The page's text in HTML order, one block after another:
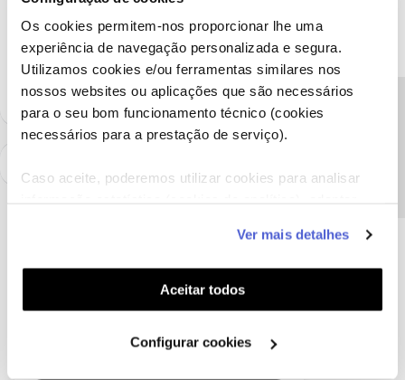
Os cookies permitem-nos proporcionar lhe uma
experiência de navegação personalizada e segura.
Utilizamos cookies e/ou ferramentas similares nos
nossos websites ou aplicações que são necessários
para o seu bom funcionamento técnico (cookies
necessários para a prestação de serviço).
Caso aceite, poderemos utilizar cookies para analisar
funcionalidades (cookies de personalização e
funcionalidade) e adaptar anúncios aos seus interesses
(cookies de publicidade personalizada). Pode gerir a
utilização dos cookies clicando em "Configurar
Ver mais detalhes
Aceitar todos
Configurar cookies
como "Melhor Resposta" e faça "Like" nos melhores comentários.
Siga os perfis da moderação, através da opção "Seguir", para estar
sempre a par das ultimas novidades.